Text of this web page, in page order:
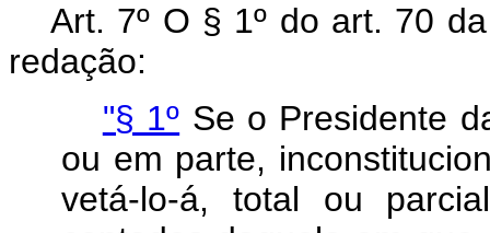
Art. 7º O § 1º do art. 70
redação:
"§ 1º Se o Presidente
ou em parte,
vetá-lo-á, total ou